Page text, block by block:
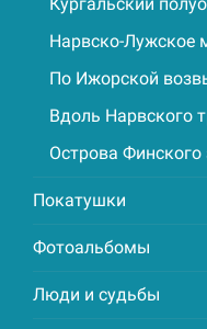
Нарвско-Лужское
По Ижорской
Вдоль Нарвского
Острова Финского
Покатушки
Фотоальбомы
Люди и судьбы